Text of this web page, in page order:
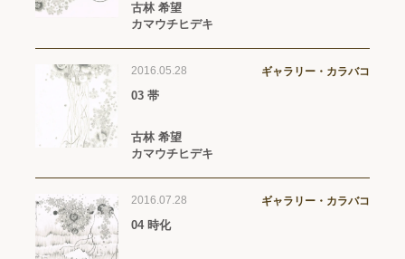
古林 希望
カマウチヒデキ
2016.05.28 ギャラリー・カラバコ
03 帯
古林 希望
カマウチヒデキ
2016.07.28 ギャラリー・カラバコ
04 時化